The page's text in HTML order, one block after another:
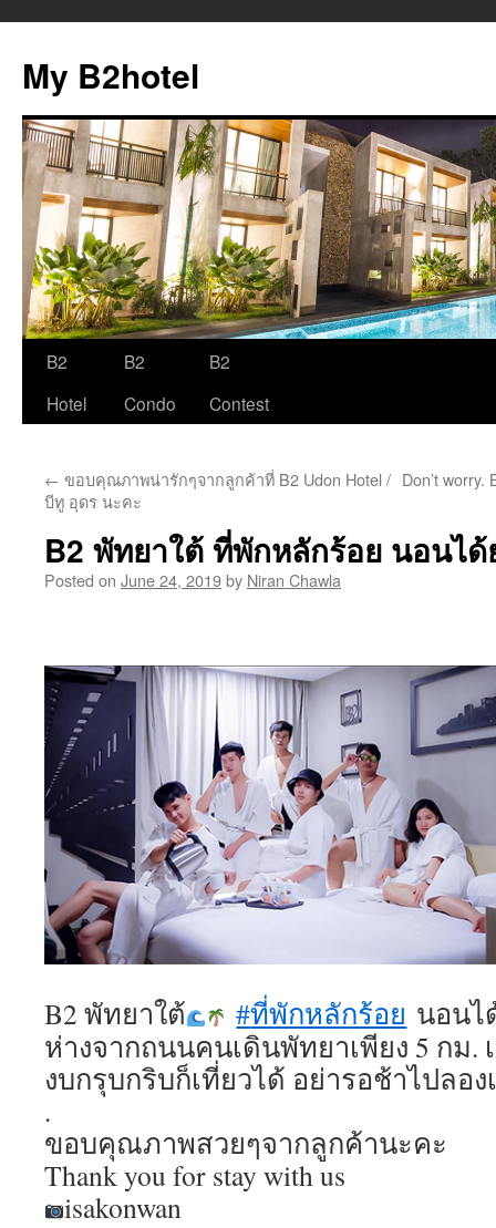
My B2hotel
Skip
B2
Hotel
B2
Condo
B2
Contest
← ขอบคุณภาพน่ารักๆจากลูกค้าที่ B2 Udon Hotel /
บีทู อุดร นะคะ
Don’t
B2 พัทยาใต้ ที่พักหลักร้อย นอนได้
Posted on June 24, 2019by Niran Chawla
B2 พัทยาใต้ #ที่พักหลักร้อย นอนไ
ห่างจากถนนคนเดินพัทยาเพียง 5 กม.
งบกรุบกริบก็เที่ยวได้ อย่ารอช้าไปลอ
.
ขอบคุณภาพสวยๆจากลูกค้านะคะ
Thank you for stay with us
isakonwan